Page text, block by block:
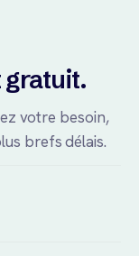
gratuit.
votre besoin,
brefs délais.